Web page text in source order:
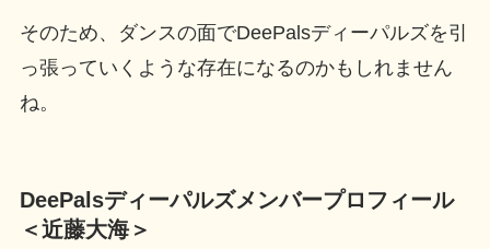
そのため、ダンスの面でDeePalsディーパルズを引
っ張っていくような存在になるのかもしれません
ね。
DeePalsディーパルズメンバープロフィール
＜近藤大海＞